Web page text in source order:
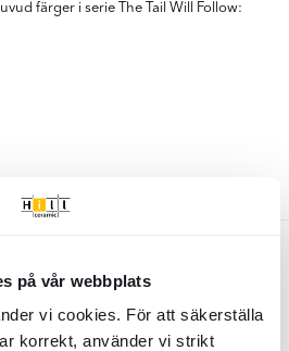
på vår webbplats
vi cookies. För att säkerställa
korrekt, använder vi strikt
färger i serie The Tail Will Follow: